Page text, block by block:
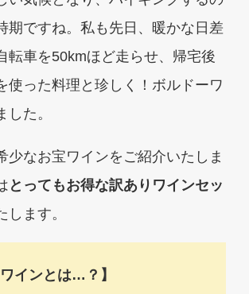
期ですね。私も先日、暖かな日差
転車を50kmほど走らせ、帰宅後
使った料理と珍しく！ボルドーワ
した。
少なお宝ワインをご紹介いたしま
とってもお得な訳ありワインセッ
します。
ワインとは…？】